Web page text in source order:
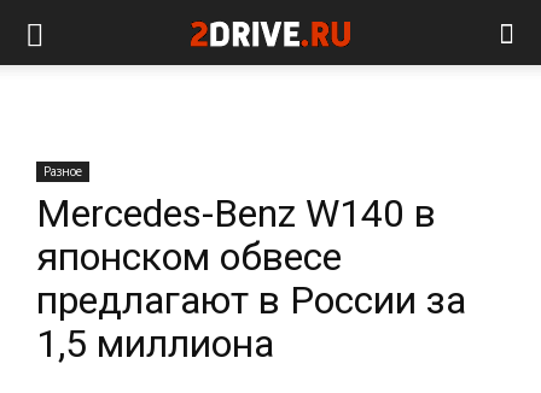
Разное
Mercedes-Benz W140 в
японском обвесе
предлагают в России за
1,5 миллиона